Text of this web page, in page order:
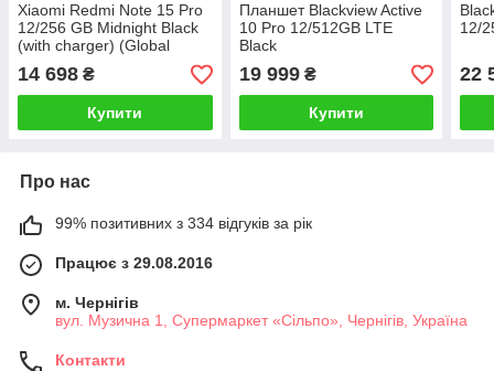
Xiaomi Redmi Note 15 Pro
12/256 GB Midnight Black
(with charger) (Global
14 698 ₴
Купити
Планшет Blackview Active
10 Pro 12/512GB LTE
Black
19 999₴
Купити
12/
22
Про нас
99% позитивних з 334 відгуків за рік
Працює з 29.08.2016
м. Чернігів
вул. Музична 1, Супермаркет «Сільпо», Чернігів, Україна
Контакти